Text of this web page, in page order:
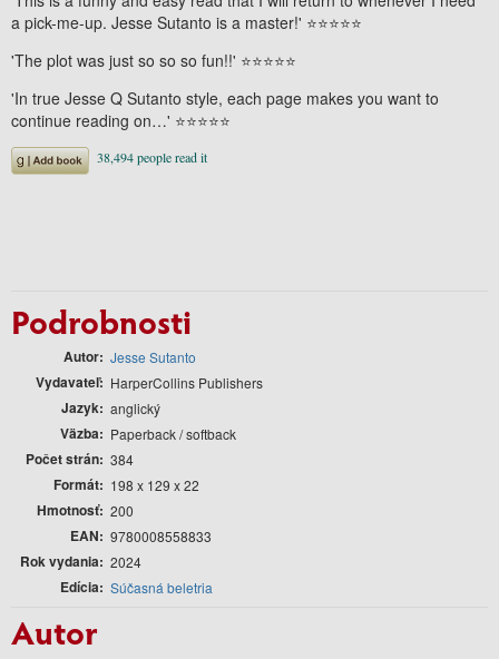
a pick-me-up. Jesse Sutanto is a master!' ⭐⭐⭐⭐⭐
'The plot was just so so so fun!!' ⭐⭐⭐⭐⭐
'In true Jesse Q Sutanto style, each page makes you want to
continue reading on…' ⭐⭐⭐⭐⭐
Podrobnosti
Autor Jesse Sutanto
Vydavateľ HarperCollins Publishers
Jazyk anglický
Väzba Paperback / softback
Počet strán 384
Formát 198 x 129 x 22
Hmotnosť 200
EAN 9780008558833
Rok vydania 2024
Edícia Súčasná beletria
Autor